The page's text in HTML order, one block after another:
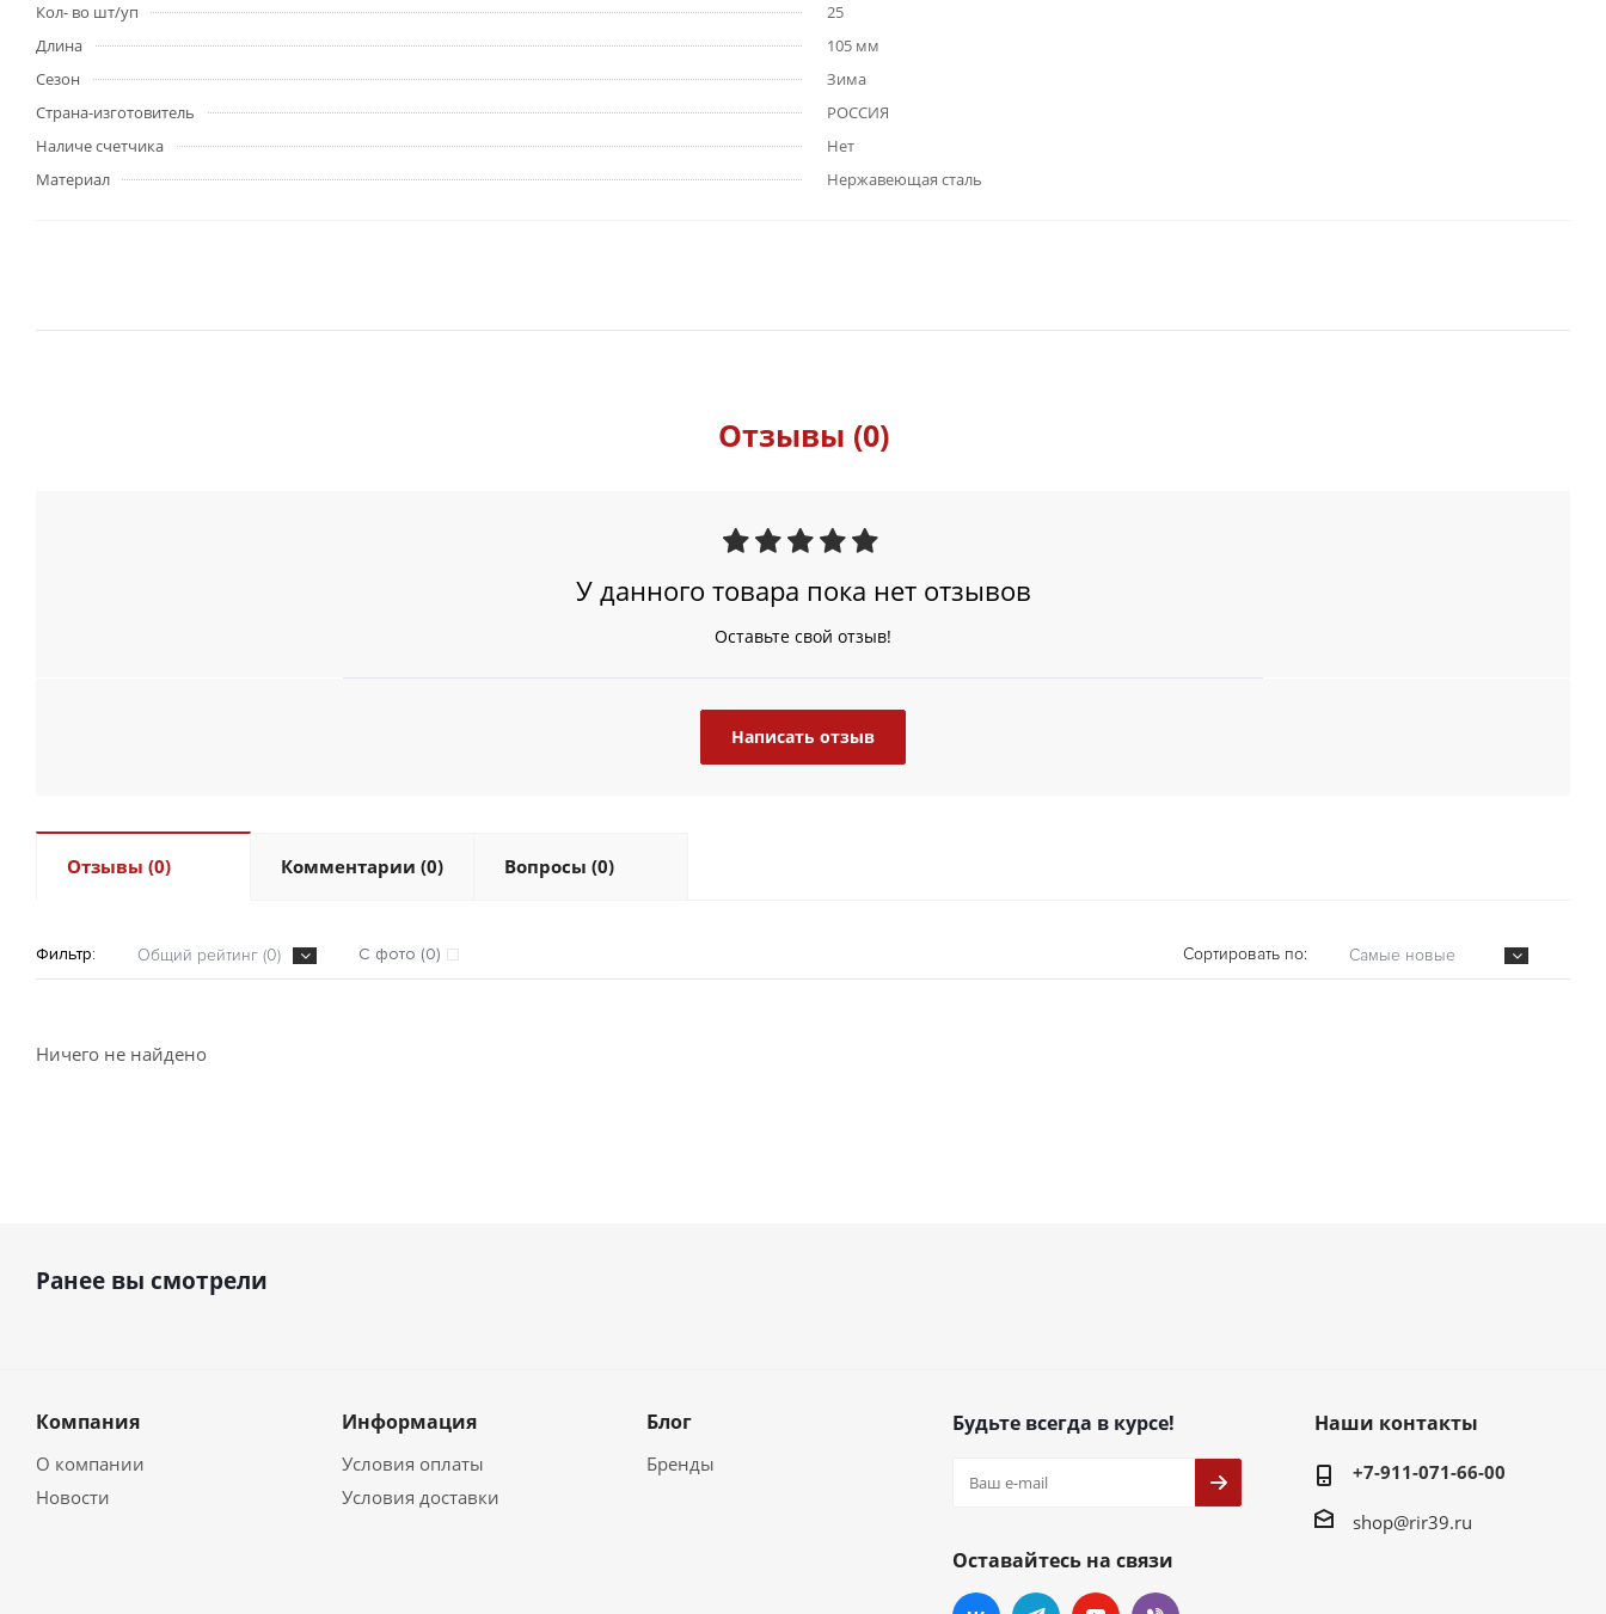
Кол- во шт/уп
25
Длина
105 мм
Сезон
Зима
Страна-изготовитель
РОССИЯ
Наличе счетчика
Нет
Материал
Нержавеющая сталь
Отзывы (0)
У данного товара пока нет отзывов
Оставьте свой отзыв!
Написать отзыв
Отзывы (0) Комментарии (0) Вопросы (0)
Фильтр: Общий рейтинг (0) С фото (0) Сортировать по: Самые новые
Ничего не найдено
Ранее вы смотрели
Компания
О компании
Новости
Информация
Условия оплаты
Условия доставки
Блог
Бренды
Будьте всегда в курсе!
Оставайтесь на связи
Наши контакты
+7-911-071-66-00
shop@rir39.ru